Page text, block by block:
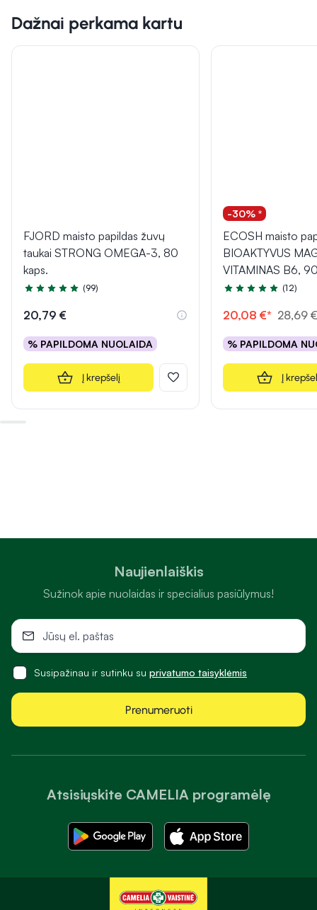
Dažnai perkama kartu
FJORD maisto papildas žuvų
taukai STRONG OMEGA-3, 80
kaps.
Įvertinimas 4.9 iš 5
(99)
20,79 €
% PAPILDOMA NUOLAIDA
Į krepšelį
-30% *
ECOSH maisto
BIOAKTYVUS
VITAMINAS B6,
Įvertinimas 5.0 iš 5
(12)
20,08 €* 28,69
% PAPILDOMA
Į
Atsisiųskite CAMELIA programėlę
Naujienlaiškis
Sužinok apie nuolaidas ir specialius pasiūlymus!
Susipažinau ir sutinku su privatumo taisyklėmis
Prenumeruoti